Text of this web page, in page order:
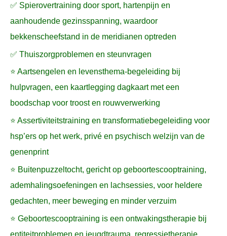
✅ Spierovertraining door sport, hartenpijn en
aanhoudende gezinsspanning, waardoor
bekkenscheefstand in de meridianen optreden
✅ Thuiszorgproblemen en steunvragen
⭐ Aartsengelen en levensthema-begeleiding bij
hulpvragen, een kaartlegging dagkaart met een
boodschap voor troost en rouwverwerking
⭐ Assertiviteitstraining en transformatiebegeleiding voor
hsp’ers op het werk, privé en psychisch welzijn van de
genenprint
⭐ Buitenpuzzeltocht, gericht op geboortescooptraining,
ademhalingsoefeningen en lachsessies, voor heldere
gedachten, meer beweging en minder verzuim
⭐ Geboortescooptraining is een ontwakingstherapie bij
entiteitproblemen en jeugdtrauma, regressietherapie